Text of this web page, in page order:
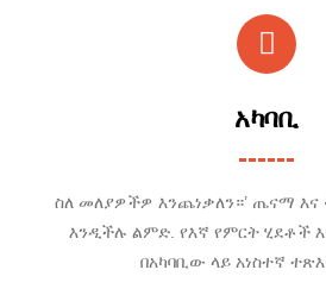
አካባቢ
ስለ መለያዎችዎ እንጨነቃለን።’ ጤናማ
እንዲችሉ ልምድ. የእኛ የምርት ሂደቶች
በአካባቢው ላይ አነስተኛ